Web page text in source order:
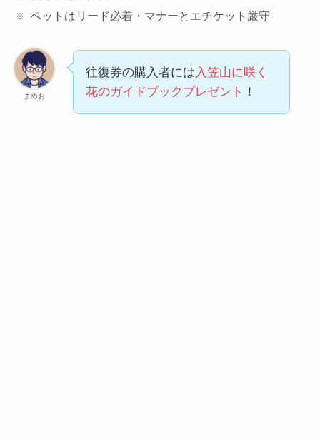
ペットはリード必着・マナーとエチケット厳守
まめお
往復券の購入者には入笠山に咲く
花のガイドブックプレゼント ！